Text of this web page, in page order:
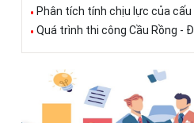
Phân tích tính chịu lực của cấu
Quá trình thi công Cầu Rồng -